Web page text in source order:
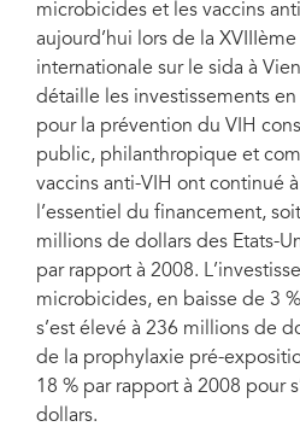
microbicides et les vaccins
aujourd’hui lors de la
internationale sur le sida à
détaille les investissements
pour la prévention du VIH
public, philanthropique et
vaccins anti-VIH ont continué
l’essentiel du financement,
millions de dollars des Etats-
par rapport à 2008.
microbicides, en baisse de 3
s’est élevé à 236 millions de
de la prophylaxie pré-
18 % par rapport à 2008 pour
dollars.